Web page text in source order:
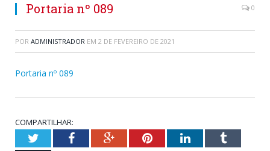
Portaria nº 089 0
POR ADMINISTRADOR EM 2 DE FEVEREIRO DE 2021
Portaria nº 089
COMPARTILHAR:
TwitterFacebookGoogle+PinterestLinkedInTumblr